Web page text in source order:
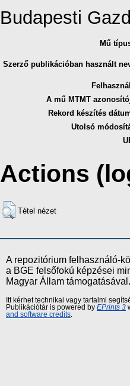
Budapesti
Mű
Szerző publikációban használt
A mű MTMT
Rekord készítés
Utolsó
Actions
Tétel nézet
A repozitórium felhasználó-
a BGE felsőfokú képzései
Magyar Állam támogatásával.
Itt kérhet technikai vagy tartalmi
Publikációtár is powered by EPrints 3
and software credits